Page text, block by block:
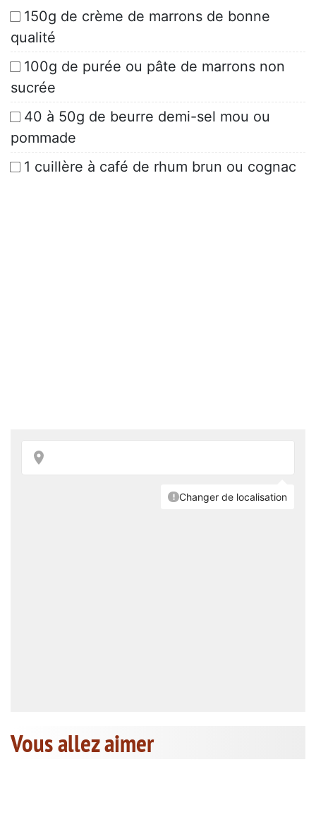
150g de crème de marrons de bonne
qualité
100g de purée ou pâte de marrons non
sucrée
40 à 50g de beurre demi-sel mou ou
pommade
1 cuillère à café de rhum brun ou cognac
Vous allez aimer